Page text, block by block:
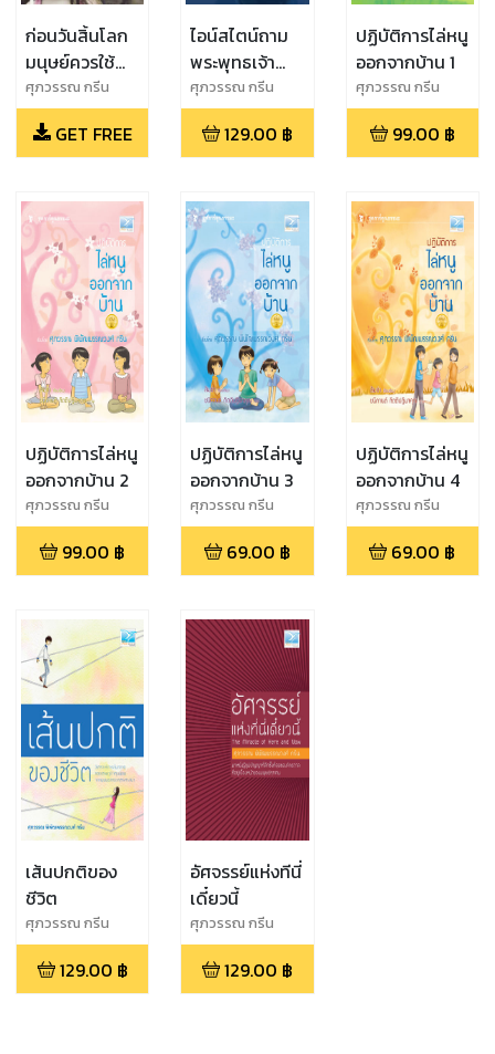
ก่อนวันสิ้นโลก
มนุษย์ควรใช้
ชีวิตอย่างไร
ศุภวรรณ กรีน
GET FREE
ไอน์สไตน์ถาม
พระพุทธเจ้า
ตอบ
ศุภวรรณ กรีน
129.00 ฿
ปฏิบัติการไล่หนู
ออกจากบ้าน 1
ศุภวรรณ กรีน
99.00 ฿
ปฏิบัติการไล่หนู
ออกจากบ้าน 2
ศุภวรรณ กรีน
99.00 ฿
ปฏิบัติการไล่หนู
ออกจากบ้าน 3
ศุภวรรณ กรีน
69.00 ฿
ปฏิบัติการไล่หนู
ออกจากบ้าน 4
ศุภวรรณ กรีน
69.00 ฿
เส้นปกติของ
ชีวิต
ศุภวรรณ กรีน
129.00 ฿
อัศจรรย์แห่งทีนี่
เดี๋ยวนี้
ศุภวรรณ กรีน
129.00 ฿